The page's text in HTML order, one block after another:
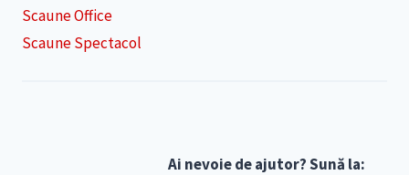
Scaune Office
Scaune Spectacol
Ai nevoie de ajutor? Sună la: